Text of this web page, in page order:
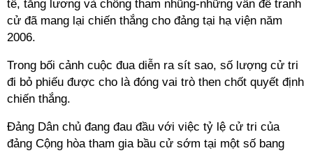
tế, tăng lương và chống tham nhũng-những vấn đề tranh
cử đã mang lại chiến thắng cho đảng tại hạ viện năm
2006.
Trong bối cảnh cuộc đua diễn ra sít sao, số lượng cử tri
đi bỏ phiếu được cho là đóng vai trò then chốt quyết định
chiến thắng.
Đảng Dân chủ đang đau đầu với việc tỷ lệ cử tri của
đảng Cộng hòa tham gia bầu cử sớm tại một số bang